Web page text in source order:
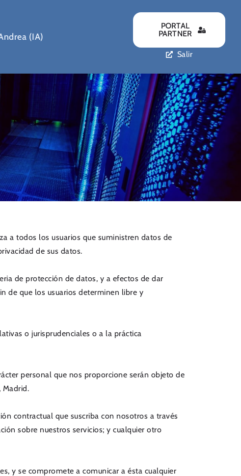
(IA)
PORTAL
PARTNER
Salir
a todos los usuarios que suministren datos de
de sus datos.
de protección de datos, y a efectos de dar
de que los usuarios determinen libre y
o jurisprudenciales o a la práctica
personal que nos proporcione serán objeto de
Madrid.
contractual que suscriba con nosotros a través
sobre nuestros servicios; y cualquier otro
y se compromete a comunicar a ésta cualquier